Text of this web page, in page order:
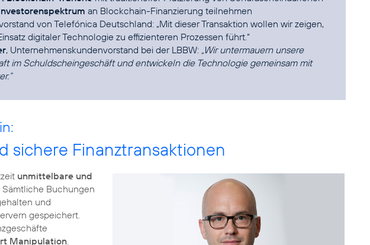
an Blockchain-Finanzierung teilnehmen
von Telefónica Deutschland: „Mit dieser Transaktion wollen wir zeigen,
digitaler Technologie zu effizienteren Prozessen führt.“
, Unternehmenskundenvorstand bei der LBBW: „Wir untermauern unsere
im Schuldscheingeschäft und entwickeln die Technologie gemeinsam mit
sichere Finanztransaktionen
unmittelbare und
Sämtliche Buchungen
und
gespeichert.
Manipulation.